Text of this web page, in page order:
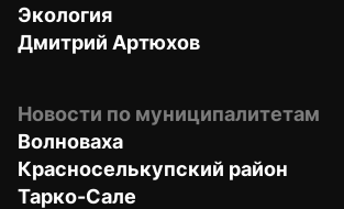
Экология
Дмитрий Артюхов
Новости по муниципалитетам
Волноваха
Красноселькупский район
Тарко-Сале